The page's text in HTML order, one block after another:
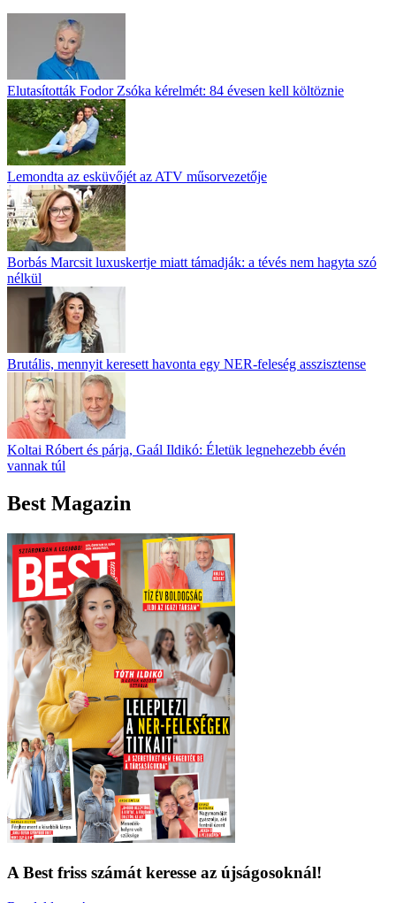
Elutasították Fodor Zsóka kérelmét: 84 évesen kell költöznie
Lemondta az esküvőjét az ATV műsorvezetője
Borbás Marcsit luxuskertje miatt támadják: a tévés nem hagyta szó
nélkül
Brutális, mennyit keresett havonta egy NER-feleség asszisztense
Koltai Róbert és párja, Gaál Ildikó: Életük legnehezebb évén
vannak túl
Best Magazin
A Best friss számát keresse az újságosoknál!